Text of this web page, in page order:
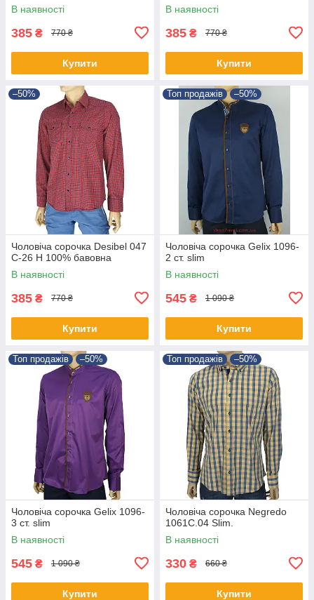
В наявності
385 ₴ 770 ₴
Купити
В наявності
385 ₴ 770 ₴
Купити
–50%
Чоловіча сорочка Desibel 047
C-26 H 100% бавовна
В наявності
385 ₴ 770 ₴
Купити
Топ продажів –50%
Чоловіча сорочка Gelix 1096-
2 ст. slim
В наявності
545 ₴ 1 090 ₴
Купити
Топ продажів –50%
Чоловіча сорочка Gelix 1096-
3 ст. slim
В наявності
545 ₴ 1 090 ₴
Купити
Топ продажів –50%
Чоловіча сорочка Negredo
1061С.04 Slim.
В наявності
330 ₴ 660 ₴
Купити